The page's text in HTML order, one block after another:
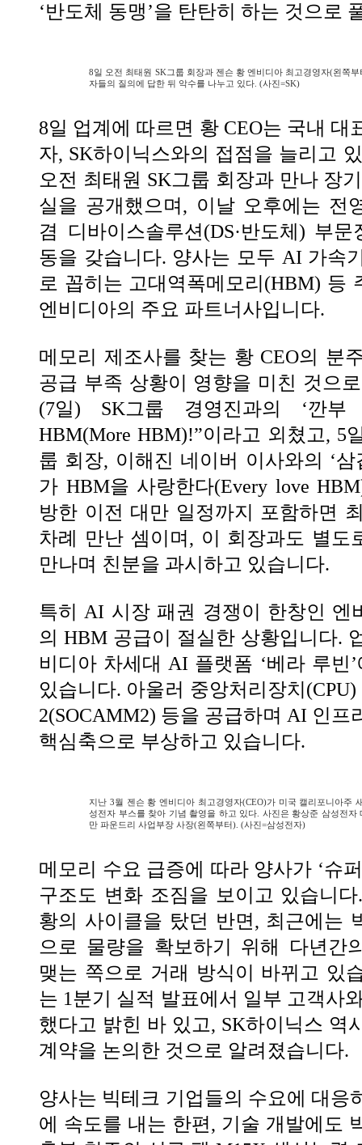
‘반도체 동맹’을 탄탄히 하는 것으로
8일 오전 최태원 SK그룹 회장과 젠슨 황 엔비디아 최고경영자(왼쪽
자들의 질의에 답한 뒤 악수를 나누고 있다. (사진=SK)
8일 업계에 따르면 황 CEO는 국내 대
자, SK하이닉스와의 접점을 늘리고
오전 최태원 SK그룹 회장과 만나 장
실을 공개했으며, 이날 오후에는 전
겸 디바이스솔루션(DS·반도체) 부
동을 갖습니다. 양사는 모두 AI 가속
로 꼽히는 고대역폭메모리(HBM) 등
엔비디아의 주요 파트너사입니다.
메모리 제조사를 찾는 황 CEO의 분
공급 부족 상황이 영향을 미친 것으
(7일) SK그룹 경영진과의 ‘깐
HBM(More HBM)!”이라고 외쳤고, 5
룹 회장, 이해진 네이버 이사와의 ‘삼
가 HBM을 사랑한다(Every love
방한 이전 대만 일정까지 포함하면
차례 만난 셈이며, 이 회장과도 별도
만나며 친분을 과시하고 있습니다.
특히 AI 시장 패권 경쟁이 한창인 엔
의 HBM 공급이 절실한 상황입니다.
비디아 차세대 AI 플랫폼 ‘베라 루빈
있습니다. 아울러 중앙처리장치(CPU)
2(SOCAMM2) 등을 공급하며 AI 인프
핵심축으로 부상하고 있습니다.
지난 3월 젠슨 황 엔비디아 최고경영자(CEO)가 미국 캘리포니아주
성전자 부스를 찾아 기념 촬영을 하고 있다. 사진은 황상준 삼성전자
만 파운드리 사업부장 사장(왼쪽부터). (사진=삼성전자)
메모리 수요 급증에 따라 양사가 ‘슈
구조도 변화 조짐을 보이고 있습니
황의 사이클을 탔던 반면, 최근에는
으로 물량을 확보하기 위해 다년간
맺는 쪽으로 거래 방식이 바뀌고 있
는 1분기 실적 발표에서 일부 고객사
했다고 밝힌 바 있고, SK하이닉스 역
계약을 논의한 것으로 알려졌습니다.
양사는 빅테크 기업들의 수요에 대응
에 속도를 내는 한편, 기술 개발에도